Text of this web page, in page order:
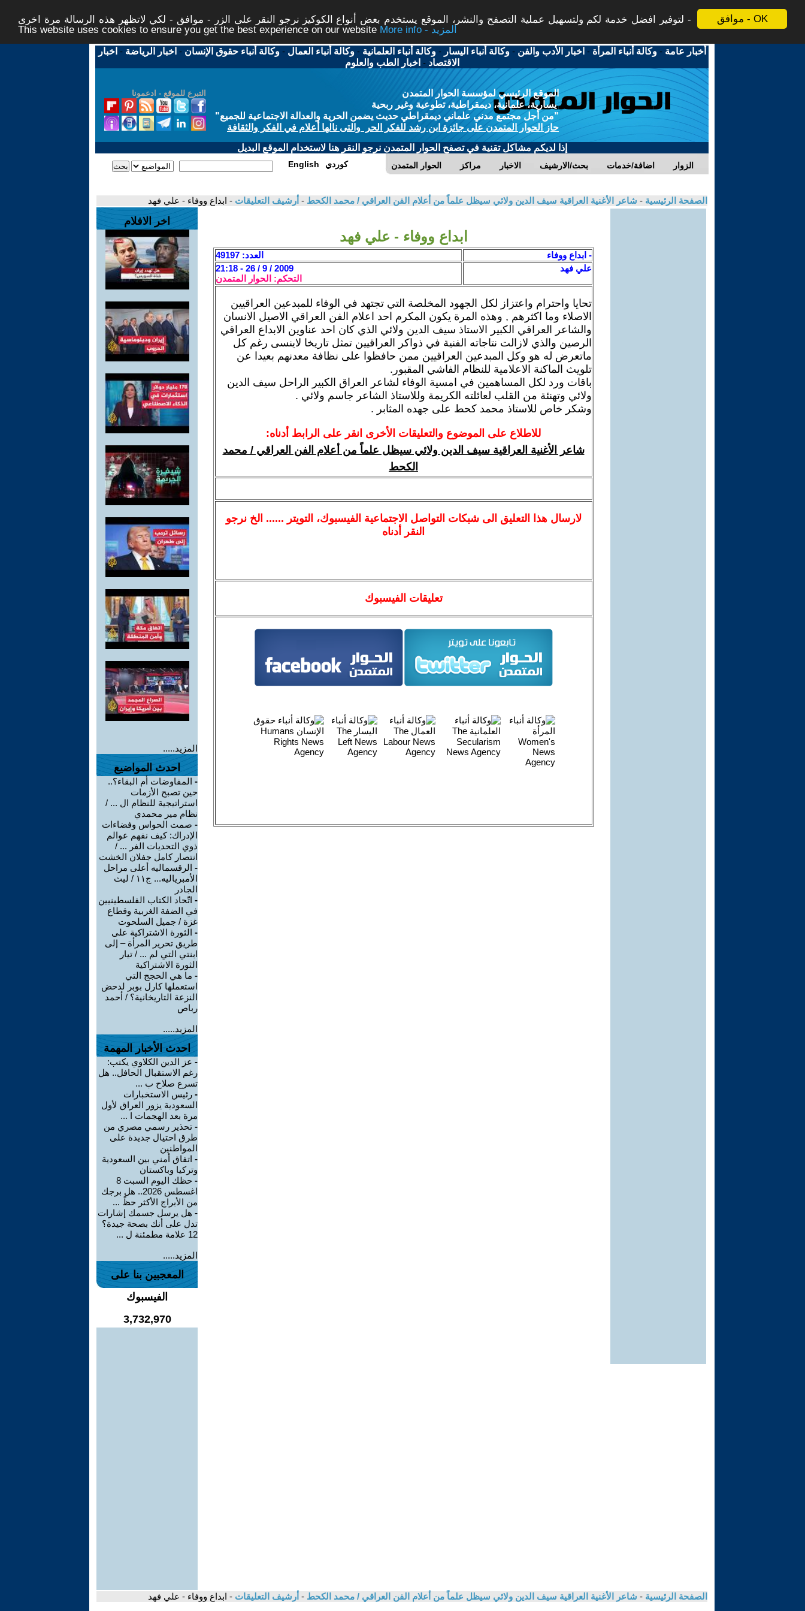
موافق - OK
لتوفير افضل خدمة لكم ولتسهيل عملية التصفح والنشر، الموقع يستخدم بعض أنواع الكوكيز نرجو النقر على الزر - موافق - لكي لاتظهر هذه الرسالة مرة اخرى -
This website uses cookies to ensure you get the best experience on our website
More info - المزيد
أخبار عامة -وكالة أنباء المرأة - اخبار الأدب والفن -وكالة أنباء اليسار -وكالة أنباء العلمانية -وكالة أنباء العمال -وكالة أنباء حقوق الإنسان - اخبار الرياضة - اخبار
الاقتصاد - اخبار الطب والعلوم
التبرع للموقع - ادعمونا
الموقع الرئيسي لمؤسسة الحوار المتمدن
يسارية، علمانية، ديمقراطية، تطوعية وغير ربحية
"من أجل مجتمع مدني علماني ديمقراطي حديث يضمن الحرية والعدالة الاجتماعية للجميع"
حاز الحوار المتمدن على جائزة ابن رشد للفكر الحر والتى نالها أعلام في الفكر والثقافة
إذا لديكم مشاكل تقنية في تصفح الحوار المتمدن نرجو النقر هنا لاستخدام الموقع البديل
الحوار المتمدن مراكز الاخبار بحث/الارشيف اضافة/خدمات الزوار English كوردي
الصفحة الرئيسية - شاعر الأغنية العراقية سيف الدين ولائي سيظل علماً من أعلام الفن العراقي / محمد الكحط - أرشيف التعليقات - ابداع ووفاء - علي فهد
ابداع ووفاء - علي فهد
- ابداع ووفاء
العدد: 49197
علي فهد
2009 / 9 / 26 - 21:18
التحكم: الحوار المتمدن
تحايا واحترام واعتزاز لكل الجهود المخلصة التي تجتهد في الوفاء للمبدعين العراقيين
الاصلاء وما اكثرهم , وهذه المرة يكون المكرم احد اعلام الفن العراقي الاصيل الانسان
والشاعر العراقي الكبير الاستاذ سيف الدين ولائي الذي كان احد عناوين الابداع العراقي
الرصين والذي لازالت نتاجاته الفنية في ذواكر العراقيين تمثل تاريخا لاينسى رغم كل
ماتعرض له هو وكل المبدعين العراقيين ممن حافظوا على نظافة معدنهم بعيدا عن
تلويث الماكنة الاعلامية للنظام الفاشي المقبور.
باقات ورد لكل المساهمين في امسية الوفاء لشاعر العراق الكبير الراحل سيف الدين
ولائي وتهنئة من القلب لعائلته الكريمة وللاستاذ الشاعر جاسم ولائي .
وشكر خاص للاستاذ محمد كحط على جهده المثابر .
للاطلاع على الموضوع والتعليقات الأخرى انقر على الرابط أدناه:
شاعر الأغنية العراقية سيف الدين ولائي سيظل علماً من أعلام الفن العراقي / محمد
الكحط
لارسالهذا التعليق الى شبكات التواصل الاجتماعية الفيسبوك، التويتر ...... الخ نرجو
النقر أدناه
تعليقات الفيسبوك
اخر الافلام
المزيد.....
احدث المواضيع
- المفاوضات أم البقاء؟..
حين تصبح الأزمات
استراتيجية للنظام ال ... /
نظام مير محمدي
- صمت الحواس وفضاءات
الإدراك: كيف نفهم عوالم
ذوي التحديات الفر ... /
انتصار كامل جفلان الخشت
- الرقسماليه أعلى مراحل
الأمبرياليه... ج١١ / ليث
الجادر
- اتّحاد الكتاب الفلسطينيين
في الضفة الغربية وقطاع
غزة / جميل السلحوت
- الثورة الاشتراكية على
طريق تحرير المرأة – إلى
ابنتي التي لم ... / تيار
الثورة الاشتراكية
- ما هي الحجج التي
استعملها كارل بوبر لدحض
النزعة التاريخانية؟ / أحمد
رباص
المزيد.....
احدث الأخبار المهمة
- عز الدين الكلاوي يكتب:
رغم الاستقبال الحافل.. هل
تسرع صلاح ب ...
- رئيس الاستخبارات
السعودية يزور العراق لأول
مرة بعد الهجمات ا ...
- تحذير رسمي مصري من
طرق احتيال جديدة على
المواطنين
- اتفاق أمني بين السعودية
وتركيا وباكستان
-
حظك اليوم السبت 8
اغسطس 2026.. هل برجك
من الأبراج الأكثر حظً ...
- هل يرسل جسمك إشارات
تدل على أنك بصحة جيدة؟
12 علامة مطمئنة ل ...
المزيد.....
المعجبين بنا على
الفيسبوك
3,732,970
الصفحة الرئيسية - شاعر الأغنية العراقية سيف الدين ولائي سيظل علماً من أعلام الفن العراقي / محمد الكحط - أرشيف التعليقات - ابداع ووفاء - علي فهد